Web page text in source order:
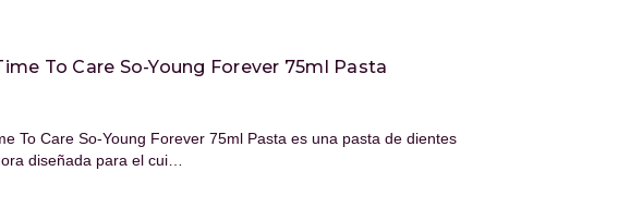
To Care So-Young Forever 75ml Pasta
To Care So-Young Forever 75ml Pasta es una pasta de dientes
diseñada para el cui…